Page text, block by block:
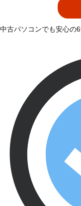
中古パソコンでも安心の